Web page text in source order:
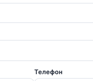
Телефон